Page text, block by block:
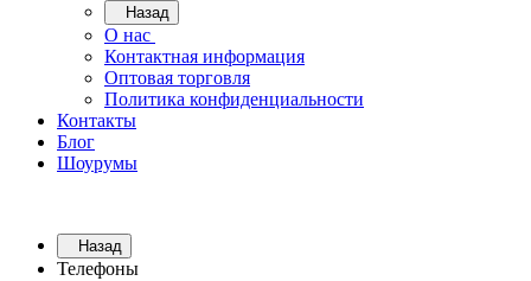
Назад
О нас
Контактная информация
Оптовая торговля
Политика конфиденциальности
Контакты
Блог
Шоурумы
Назад
Телефоны